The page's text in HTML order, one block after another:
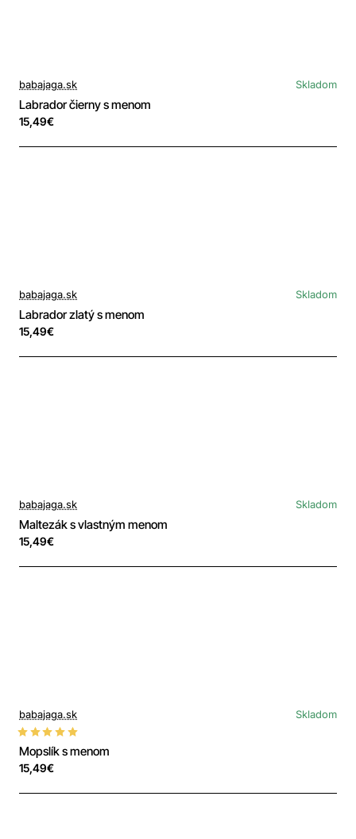
babajaga.sk Skladom
Labrador čierny s menom
15,49€
babajaga.sk Skladom
Labrador zlatý s menom
15,49€
babajaga.sk Skladom
Maltezák s vlastným menom
15,49€
babajaga.sk Skladom
Mopslík s menom
15,49€